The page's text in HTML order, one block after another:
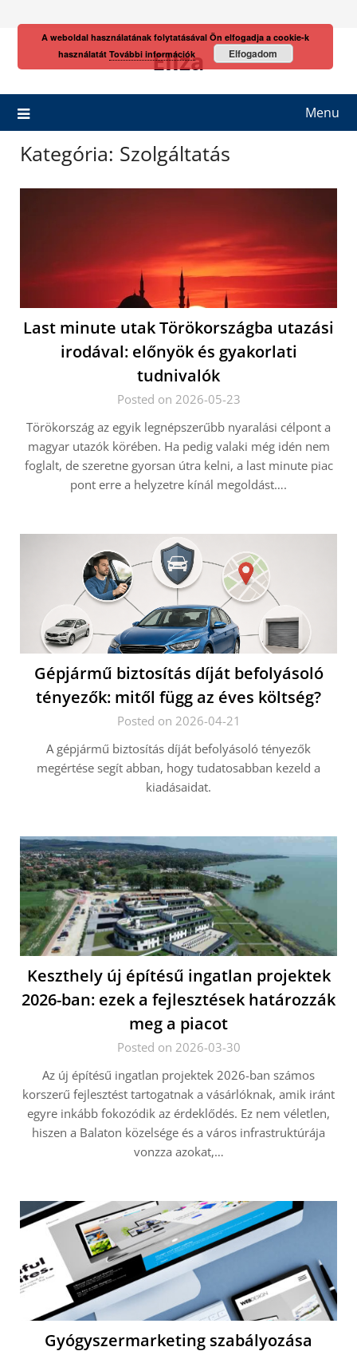
Eliza
Menu
Kategória: Szolgáltatás
Last minute utak Törökországba utazási
irodával: előnyök és gyakorlati
tudnivalók
Posted on 2026-05-23
Törökország az egyik legnépszerűbb nyaralási célpont a
magyar utazók körében. Ha pedig valaki még idén nem
foglalt, de szeretne gyorsan útra kelni, a last minute piac
pont erre a helyzetre kínál megoldást….
Gépjármű biztosítás díját befolyásoló
tényezők: mitől függ az éves költség?
Posted on 2026-04-21
A gépjármű biztosítás díját befolyásoló tényezők
megértése segít abban, hogy tudatosabban kezeld a
kiadásaidat.
Keszthely új építésű ingatlan projektek
2026-ban: ezek a fejlesztések határozzák
meg a piacot
Posted on 2026-03-30
Az új építésű ingatlan projektek 2026-ban számos
korszerű fejlesztést tartogatnak a vásárlóknak, amik iránt
egyre inkább fokozódik az érdeklődés. Ez nem véletlen,
hiszen a Balaton közelsége és a város infrastruktúrája
vonzza azokat,…
Gyógyszermarketing szabályozása
A weboldal használatának folytatásával Ön elfogadja a cookie-k
használatát További információk Elfogadom